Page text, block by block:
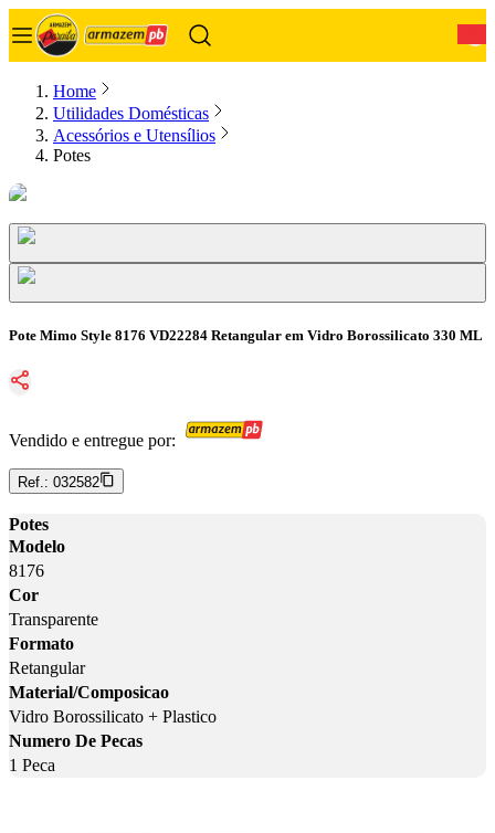
Home
Utilidades Domésticas
Acessórios e Utensílios
Potes
Pote Mimo Style 8176 VD22284 Retangular em Vidro Borossilicato 330 ML
Vendido e entregue por:
Ref.: 032582
Potes
Modelo
8176
Cor
Transparente
Formato
Retangular
Material/Composicao
Vidro Borossilicato + Plastico
Numero De Pecas
1 Peca